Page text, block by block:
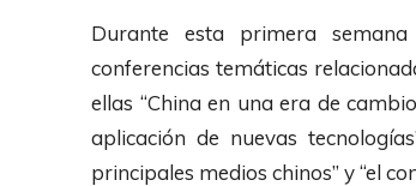
Durante esta primera
conferencias temáticas
ellas “China en una era de
aplicación de nuevas
principales medios chinos” y “el